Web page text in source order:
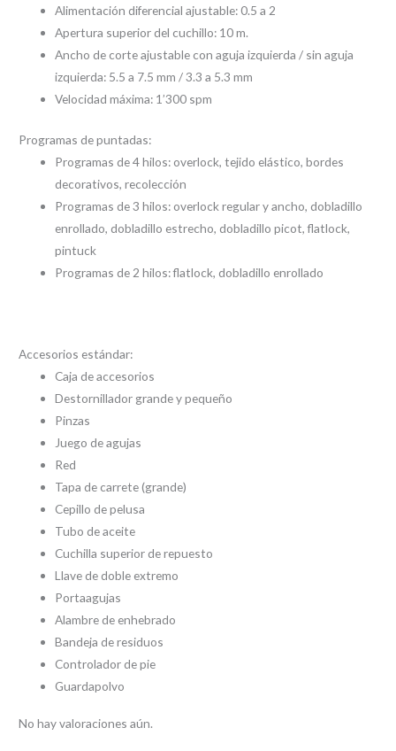
Alimentación diferencial ajustable: 0.5 a 2
Apertura superior del cuchillo: 10 m.
Ancho de corte ajustable con aguja izquierda / sin aguja
izquierda: 5.5 a 7.5 mm / 3.3 a 5.3 mm
Velocidad máxima: 1’300 spm
Programas de puntadas:
Programas de 4 hilos: overlock, tejido elástico, bordes
decorativos, recolección
Programas de 3 hilos: overlock regular y ancho, dobladillo
enrollado, dobladillo estrecho, dobladillo picot, flatlock,
pintuck
Programas de 2 hilos: flatlock, dobladillo enrollado
Accesorios estándar:
Caja de accesorios
Destornillador grande y pequeño
Pinzas
Juego de agujas
Red
Tapa de carrete (grande)
Cepillo de pelusa
Tubo de aceite
Cuchilla superior de repuesto
Llave de doble extremo
Portaagujas
Alambre de enhebrado
Bandeja de residuos
Controlador de pie
Guardapolvo
No hay valoraciones aún.